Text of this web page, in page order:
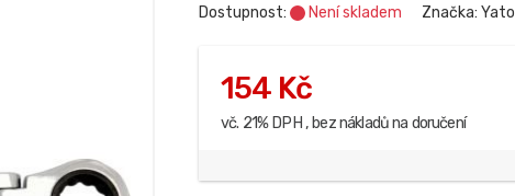
Dostupnost: Není skladem Značka: Yato
154 Kč
vč. 21% DPH , bez nákladů na doručení